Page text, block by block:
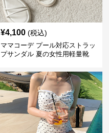
¥4,100 (税込)
ママコーデ プール対応ストラッ
プサンダル 夏の女性用軽量靴